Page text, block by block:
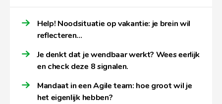
Help! Noodsituatie op vakantie: je brein wil
reflecteren…
Je denkt dat je wendbaar werkt? Wees eerlijk
en check deze 8 signalen.
Mandaat in een Agile team: hoe groot wil je
het eigenlijk hebben?